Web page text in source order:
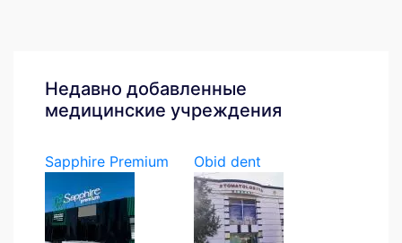
Недавно добавленные
медицинские учреждения
Sapphire Premium Obid dent